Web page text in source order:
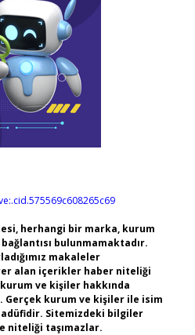
herhangi bir marka, kurum
bulunmamaktadır.
makaleler
alan içerikler haber niteliği
ve kişiler hakkında
Gerçek kurum ve kişiler ile isim
Sitemizdeki bilgiler
niteliği taşımazlar.